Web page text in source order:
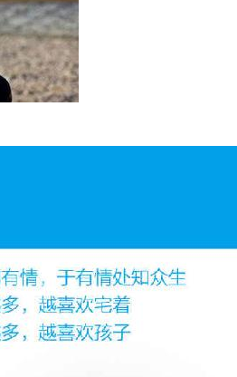
月23日出生于山东省烟台市莱阳
歌手、作家、油画画师，毕业于山
《他们最幸福》。